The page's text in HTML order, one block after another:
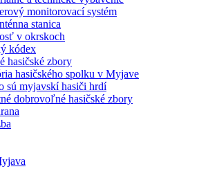
monitorovací systém
stanica
v okrskoch
kódex
hasičské zbory
hasičského spolku v Myjave
sú myjavskí hasiči hrdí
dobrovoľné hasičské zbory